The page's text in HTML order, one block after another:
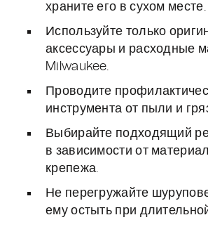
храните его в сухом месте.
Используйте только
аксессуары и расходные
Milwaukee.
Проводите
инструмента от пыли и
Выбирайте подходящий
в зависимости от
крепежа.
Не перегружайте
ему остыть при